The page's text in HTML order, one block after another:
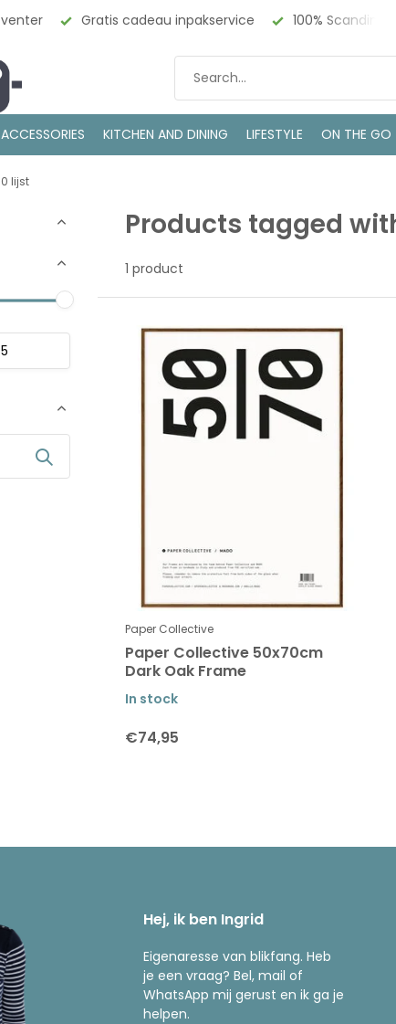
Gratis cadeau inpakservice 100%
KITCHEN AND DINING LIFESTYLE ON THE GO
lijst
Products tagged
1 product
Paper Collective
Paper Collective 50x70cm
Dark Oak Frame
In stock
€74,95
Hej, ik ben Ingrid
Eigenaresse van blikfang. Heb
je een vraag? Bel, mail of
WhatsApp mij gerust en ik ga je
helpen.